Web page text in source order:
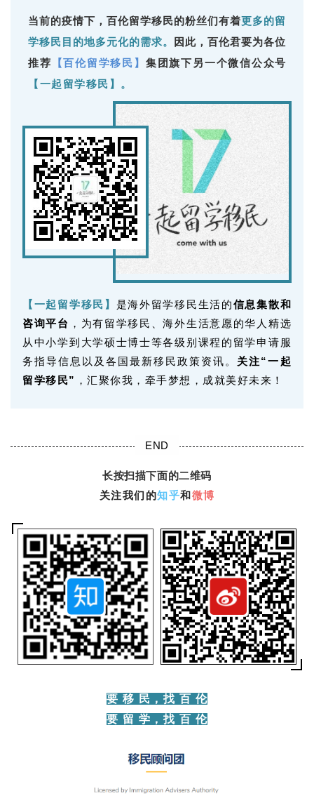
当前的疫情下，百伦留学移民的粉丝们有着更多的留
学移民目的地多元化的需求。 因此 ，百伦君要为各位
推荐 【百伦留学移民】 集团旗下另一个微信公众号
【一起留学移民】。
【一起留学移民】 是海外留学移民生活的信息集散和
咨询平台 ，为有留学移民、海外生活意愿的华人精选
从中小学到大学硕士博士等各级别课程的留学申请服
务指导信息以及各国最新移民政策资讯。 关注“一起
留学移民” ，汇聚你我，牵手梦想，成就美好未来！
END
长按扫描下面的二维码
关注我们的知乎和微博
要 移 民，找 百 伦
要 留 学，找 百 伦